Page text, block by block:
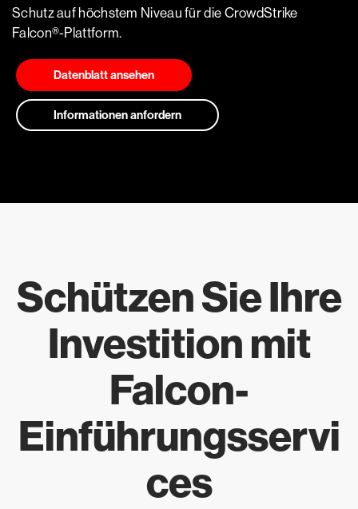
Schutz auf höchstem Niveau für die CrowdStrike
Falcon®-Plattform.
Datenblatt ansehen
Informationen anfordern
Schützen Sie Ihre
Investition mit
Falcon-
Einführungsservi
ces